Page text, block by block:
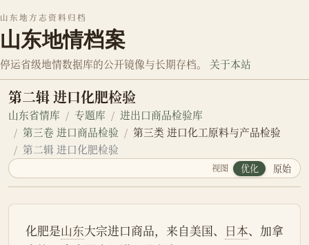
山东地方志资料归档
山东地情档案
停运省级地情数据库的公开镜像与长期存档。 关于本站
第二辑 进口化肥检验
山东省情库 专题库
进出口商品检验库
第三卷 进口商品检验
第三类 进口化工原料与产品检验
第二辑 进口化肥检验
视图 优化 原始
化肥是山东大宗进口商品，来自美国、 日本、加拿